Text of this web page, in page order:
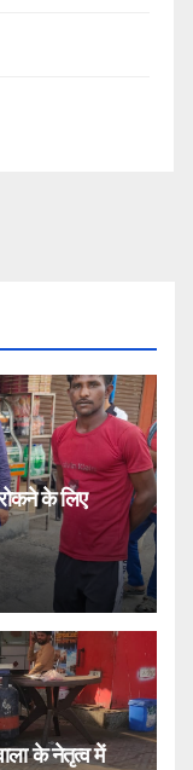
के लिए
के नेतृत्व में